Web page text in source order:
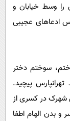
وسط خیابان و
ادعاهای عجیبی
سوختم دختر
پیچید.
شهرک در کسری از
و بدن الهام اطفا